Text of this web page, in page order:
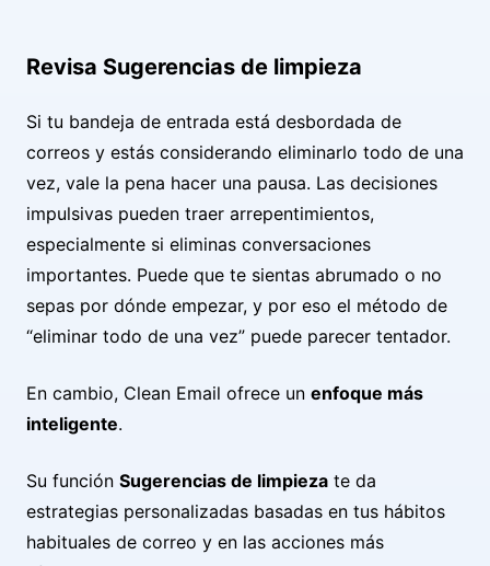
Revisa Sugerencias de limpieza
Si tu bandeja de entrada está desbordada de
correos y estás considerando eliminarlo todo de una
vez, vale la pena hacer una pausa. Las decisiones
impulsivas pueden traer arrepentimientos,
especialmente si eliminas conversaciones
importantes. Puede que te sientas abrumado o no
sepas por dónde empezar, y por eso el método de
“eliminar todo de una vez” puede parecer tentador.
En cambio, Clean Email ofrece un enfoque más
inteligente.
Su función Sugerencias de limpieza te da
estrategias personalizadas basadas en tus hábitos
habituales de correo y en las acciones más